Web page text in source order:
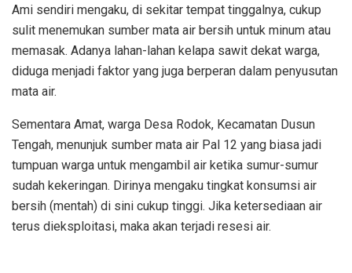
Ami sendiri mengaku, di sekitar tempat tinggalnya, cukup
sulit menemukan sumber mata air bersih untuk minum atau
memasak. Adanya lahan-lahan kelapa sawit dekat warga,
diduga menjadi faktor yang juga berperan dalam penyusutan
mata air.
Sementara Amat, warga Desa Rodok, Kecamatan Dusun
Tengah, menunjuk sumber mata air Pal 12 yang biasa jadi
tumpuan warga untuk mengambil air ketika sumur-sumur
sudah kekeringan. Dirinya mengaku tingkat konsumsi air
bersih (mentah) di sini cukup tinggi. Jika ketersediaan air
terus dieksploitasi, maka akan terjadi resesi air.